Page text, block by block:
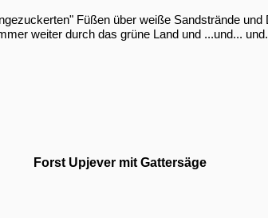
Füßen über weiße Sandstrände und
weiter durch das grüne Land und ...und...
Forst Upjever mit Gattersäge